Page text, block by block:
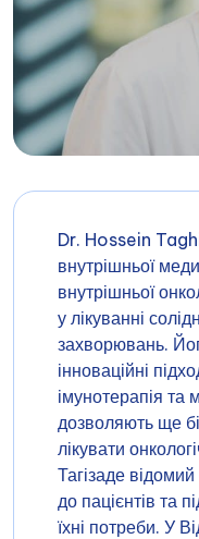
Dr. Hossein
внутрішньої
внутрішньої
у лікуванні
захворювань.
інноваційні
імунотерапія та
дозволяють ще
лікувати
Тагізаде
до пацієнтів та
їхні потреби. У